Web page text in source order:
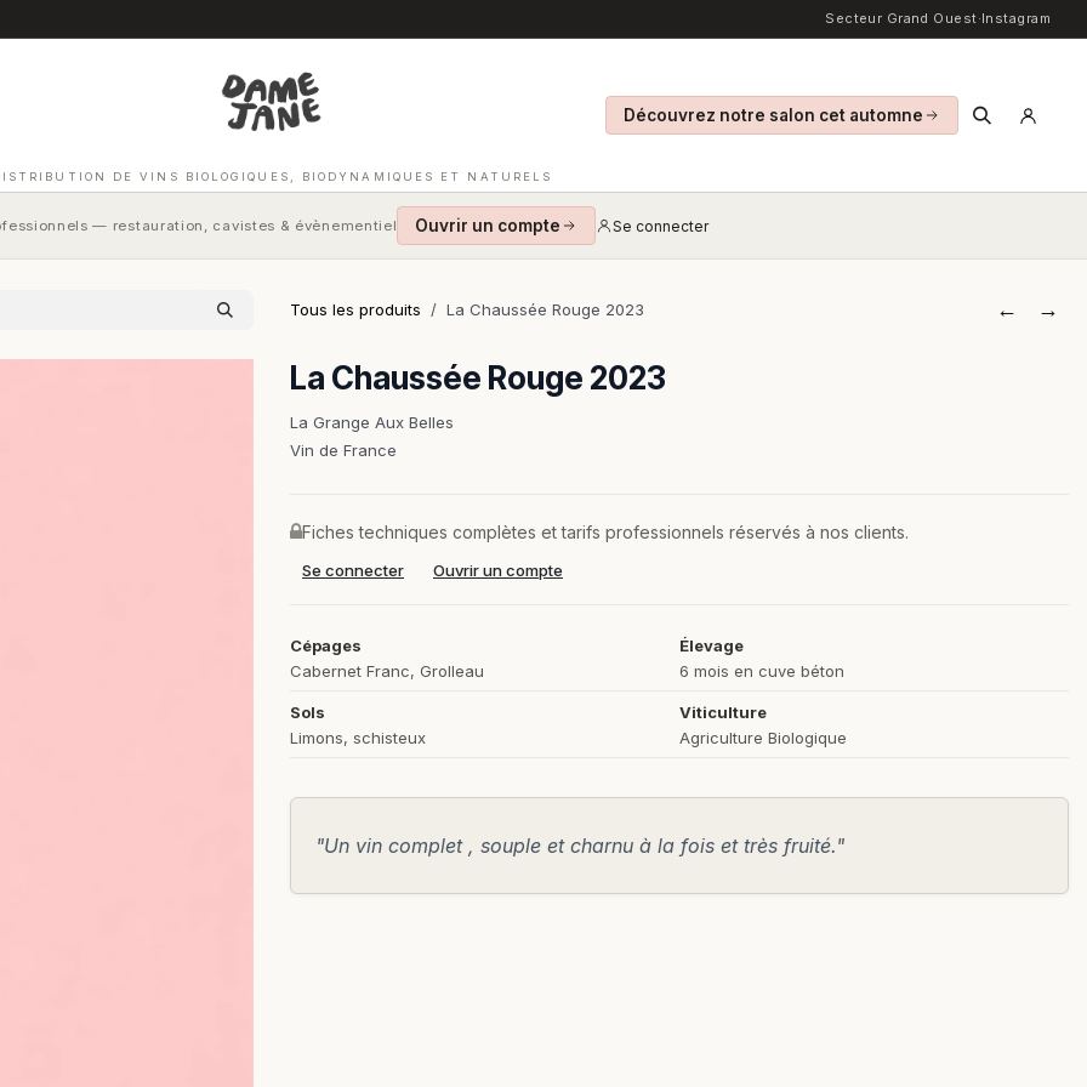
Secteur Grand Ouest·Instagram
DE VINS BIOLOGIQUES, BIODYNAMIQUES ET NATURELS
Découvrez notre salon cet automne
— restauration, cavistes & évènementiel Ouvrir un compte Se connecter
Tous les produits La Chaussée Rouge 2023 ← →
La Chaussée Rouge 2023
La Grange Aux Belles
Vin de France
Cépages
Cabernet Franc, Grolleau
Sols
Limons, schisteux
Élevage
6 mois en cuve béton
Viticulture
Agriculture Biologique
"Un vin complet , souple et charnu à la fois et très fruité."
Fiches techniques complètes et tarifs professionnels réservés à nos clients.
Se connecter Ouvrir un compte